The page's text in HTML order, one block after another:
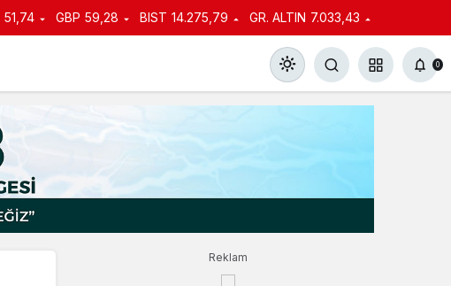
51,74 GBP 59,28 BIST 14.275,79 GR. ALTIN 7.033,43
Gündüz Modu
0
Reklam